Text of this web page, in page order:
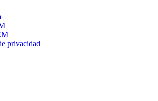
privacidad